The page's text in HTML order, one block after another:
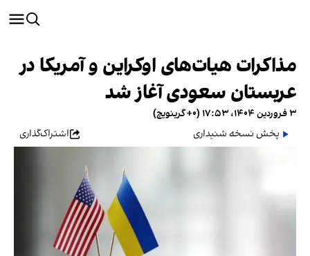
مذاکرات هیات‌های اوکراین و آمریکا در
عربستان سعودی آغاز شد
۳ فروردین ۱۴۰۴، ۱۷:۵۳ (‎+۰ گرینویچ)
پخش نسخه شنیداری
اشتراک‌گذاری